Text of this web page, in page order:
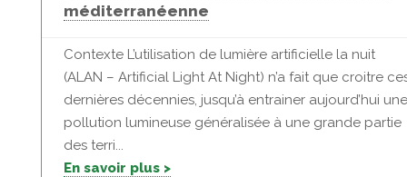
méditerranéenne
Contexte L’utilisation de lumière artificielle la nuit
(ALAN – Artificial Light At Night) n’a fait que croitre
dernières décennies, jusqu’à entrainer aujourd’hui une
pollution lumineuse généralisée à une grande partie
des terri...
En savoir plus >